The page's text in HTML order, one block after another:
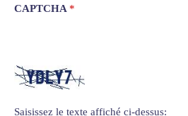
Laisser un commentaire
sont indiqués avec